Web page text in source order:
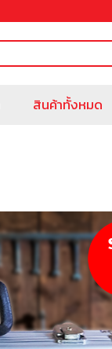
สินค้าทั้งหมด